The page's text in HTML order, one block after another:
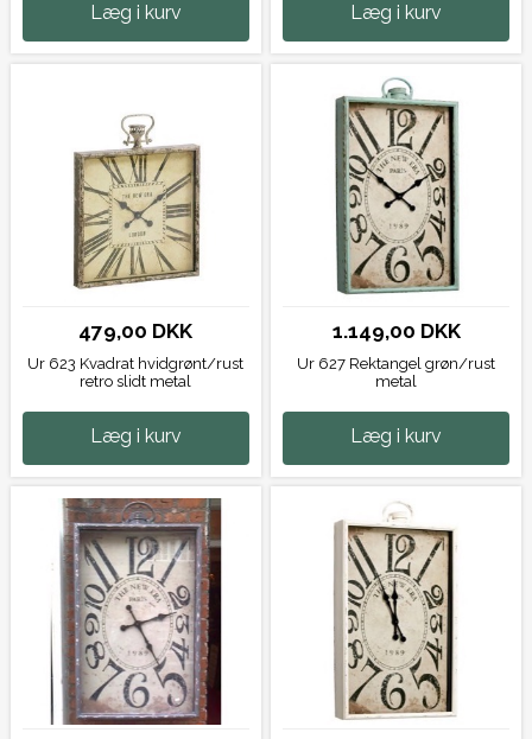
Læg i kurv Læg i kurv
479,00 DKK
Ur 623 Kvadrat hvidgrønt/rust
retro slidt metal
Læg i kurv
1.149,00 DKK
Ur 627 Rektangel grøn/rust
metal
Læg i kurv